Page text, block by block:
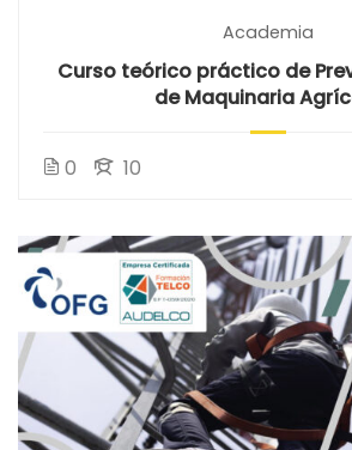
Academia
Curso teórico práctico de
de Maquinaria
0 10